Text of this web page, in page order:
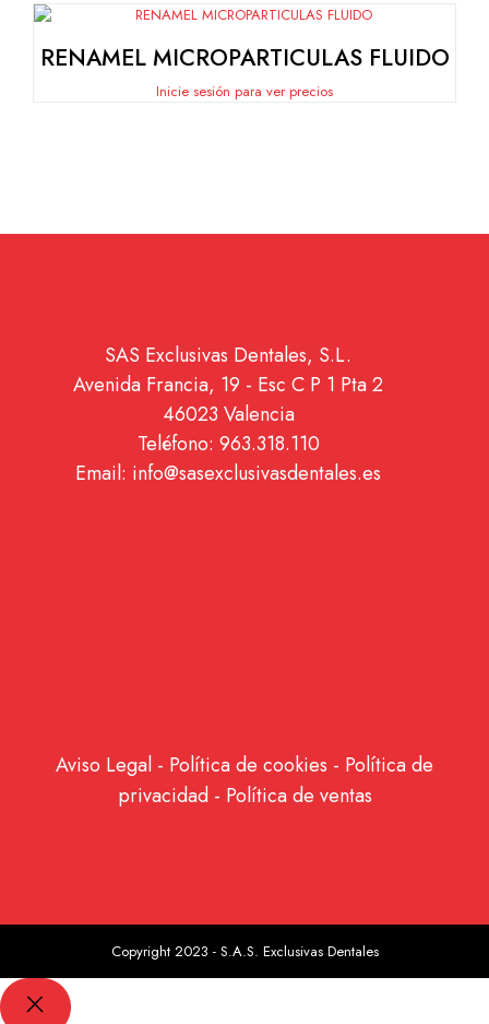
RENAMEL MICROPARTICULAS FLUIDO
Inicie sesión para ver precios
SAS Exclusivas Dentales, S.L.
Avenida Francia, 19 - Esc C P 1 Pta 2
46023 Valencia
Teléfono: 963.318.110
Email: info@sasexclusivasdentales.es
Aviso Legal - Política de cookies - Política de
privacidad- Política de ventas
Copyright 2023 - S.A.S. Exclusivas Dentales